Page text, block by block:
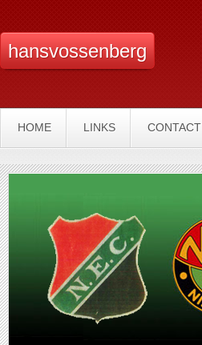
hansvossenberg
HOME LINKS CONTACT